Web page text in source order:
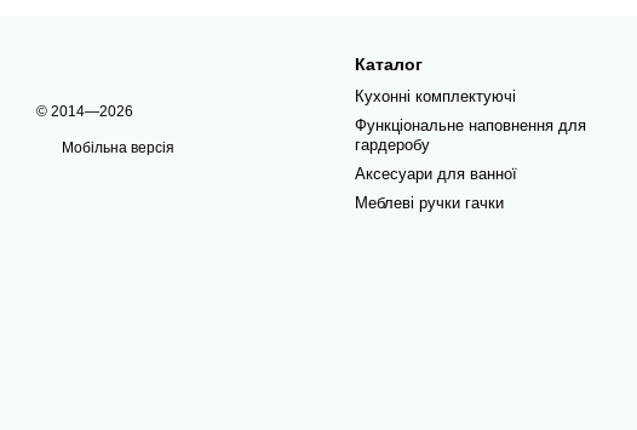
© 2014—2026
Мобільна версія
Каталог
Кухонні комплектуючі
Функціональне наповнення для
гардеробу
Аксесуари для ванної
Меблеві ручки гачки